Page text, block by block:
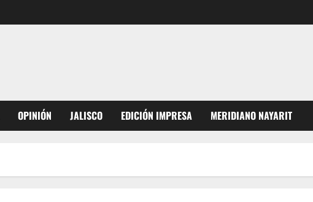
OPINIÓN JALISCO EDICIÓN IMPRESA MERIDIANO NAYARIT